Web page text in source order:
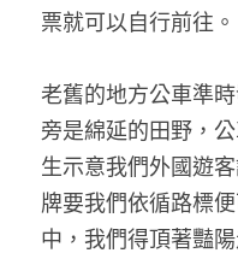
票就可以自行前往。
老舊的地方公車準
旁是綿延的田野，
生示意我們外國遊
牌要我們依循路標
中，我們得頂著豔